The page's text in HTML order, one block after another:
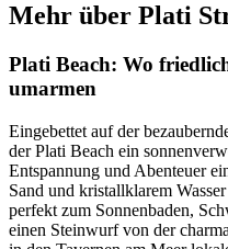
Mehr über Plati
Plati Beach: Wo
umarmen
Eingebettet auf der
der Plati Beach ein
Entspannung und Abenteuer
Sand und kristallklarem
perfekt zum Sonnenbaden,
einen Steinwurf von der